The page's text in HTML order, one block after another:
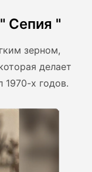
Сепия "
зерном,
делает
1970-х годов.